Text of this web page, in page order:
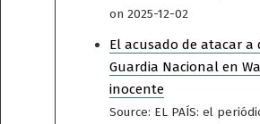
on 2025-12-02
El acusado de atacar a
Guardia Nacional en
inocente
Source: EL PAÍS: el